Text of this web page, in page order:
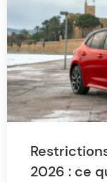
2026 : ce